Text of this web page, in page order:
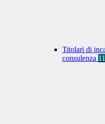
Titolari di
consulenza